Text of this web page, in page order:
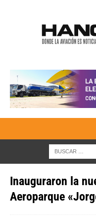
Inauguraron la
Aeroparque